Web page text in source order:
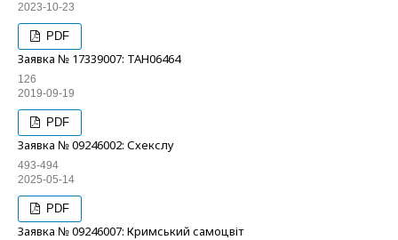
2023-10-23
PDF
Заявка № 17339007: ТАН06464
126
2019-09-19
PDF
Заявка № 09246002: Схекслу
493-494
2025-05-14
PDF
Заявка № 09246007: Кримський самоцвіт